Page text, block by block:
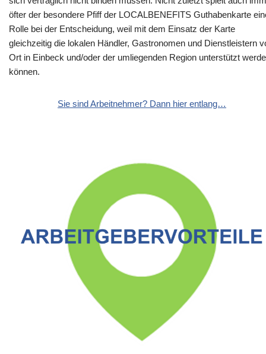
öfter der besondere Pfiff der LOCALBENEFITS Guthabenkarte
Rolle bei der Entscheidung, weil mit dem Einsatz der Karte
gleichzeitig die lokalen Händler, Gastronomen und Dienstleistern
Ort in Einbeck und/oder der umliegenden Region unterstützt
können.
Sie sind Arbeitnehmer? Dann hier entlang…